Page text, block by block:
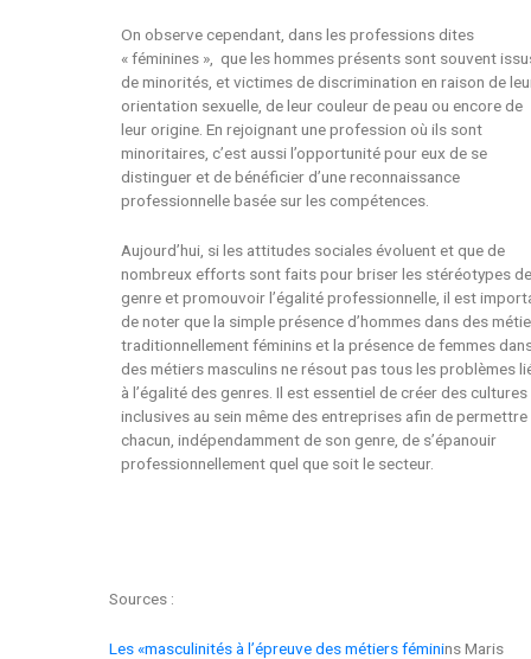
On observe cependant, dans les professions dites
« féminines », que les hommes présents sont souvent
de minorités, et victimes de discrimination en raison de
orientation sexuelle, de leur couleur de peau ou encore de
leur origine. En rejoignant une profession où ils sont
minoritaires, c’est aussi l’opportunité pour eux de se
distinguer et de bénéficier d’une reconnaissance
professionnelle basée sur les compétences.
Aujourd’hui, si les attitudes sociales évoluent et que de
nombreux efforts sont faits pour briser les stéréotypes
genre et promouvoir l’égalité professionnelle, il est
de noter que la simple présence d’hommes dans des
traditionnellement féminins et la présence de femmes
des métiers masculins ne résout pas tous les problèmes
à l’égalité des genres. Il est essentiel de créer des cultures
inclusives au sein même des entreprises afin de permettre
chacun, indépendamment de son genre, de s’épanouir
professionnellement quel que soit le secteur.
Sources :
Les «masculinités à l’épreuve des métiers féminins Maris